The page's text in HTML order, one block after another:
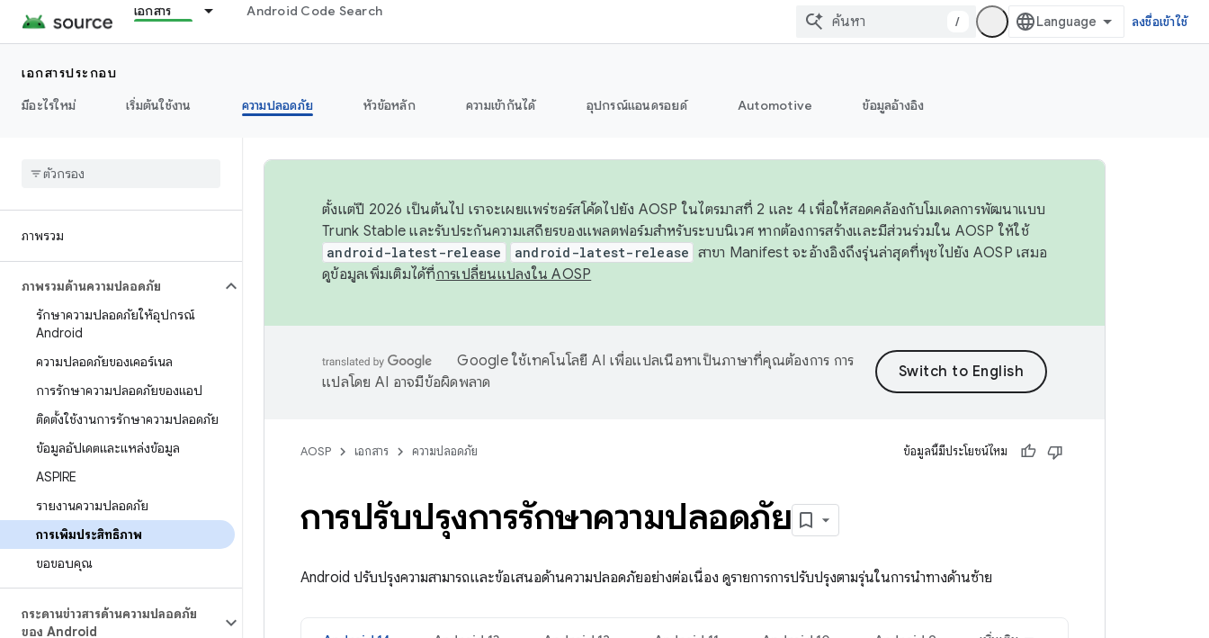
เอกสาร Android Code Search
/ ลงชื่อเข้าใช้
เอกสารประกอบ
มีอะไรใหม่
เริ่มต้นใช้งาน ความปลอดภัย หัวข้อหลัก ความเข้ากันได้ อุปกรณ์แอนดรอยด์ Automotive ข้อมูลอ้างอิง
ภาพรวม
ภาพรวมด้านความปลอดภัย
รักษาความปลอดภัยให้อุปกรณ์
Android
ความปลอดภัยของเคอร์เนล
การรักษาความปลอดภัยของแอป
ติดตั้งใช้งานการรักษาความปลอดภัย
ข้อมูลอัปเดตและแหล่งข้อมูล
ASPIRE
รายงานความปลอดภัย
การเพิ่มประสิทธิภาพ
ขอขอบคุณ
กระดานข่าวสารด้านความปลอดภัย
ของ Android
ตั้งแต่ปี 2026 เป็นต้นไป เราจะเผยแพร่ซอร์สโค้ดไปยัง AOSP ในไตรมาสที่ 2 และ 4 เพื่อให้สอดคล้องกับโมเดลการพัฒนาแบบ
Trunk Stable และรับประกันความเสถียรของแพลตฟอร์มสำหรับระบบนิเวศ หากต้องการสร้างและมีส่วนร่วมใน AOSP ให้ใช้
android-latest-release android-latest-release สาขา Manifest จะอ้างอิงถึงรุ่นล่าสุดที่พุชไปยัง AOSP เสมอ
ดูข้อมูลเพิ่มเติมได้ที่การเปลี่ยนแปลงใน AOSP
Google ใช้เทคโนโลยี AI เพื่อแปลเนื้อหาเป็นภาษาที่คุณต้องการ การ
แปลโดย AI อาจมีข้อผิดพลาด
AOSP เอกสาร ความปลอดภัย ข้อมูลนี้มีประโยชน์ไหม
การปรับปรุงการรักษาความปลอดภัย
Android ปรับปรุงความสามารถและข้อเสนอด้านความปลอดภัยอย่างต่อเนื่อง ดูรายการการปรับปรุงตามรุ่นในการนําทางด้านซ้าย